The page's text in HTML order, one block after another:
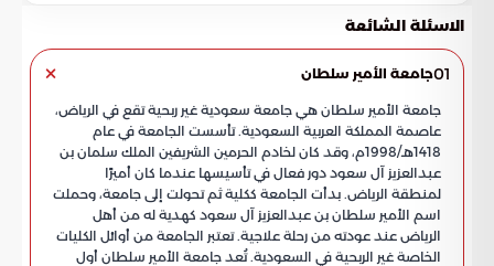
الاسئلة الشائعة
01جامعة الأمير سلطان
جامعة الأمير سلطان هي جامعة سعودية غير ربحية تقع في الرياض،
عاصمة المملكة العربية السعودية. تأسست الجامعة في عام
1418هـ/1998م، وقد كان لخادم الحرمين الشريفين الملك سلمان بن
عبدالعزيز آل سعود دور فعال في تأسيسها عندما كان أميرًا
لمنطقة الرياض. بدأت الجامعة ككلية ثم تحولت إلى جامعة، وحملت
اسم الأمير سلطان بن عبدالعزيز آل سعود كهدية له من أهل
الرياض عند عودته من رحلة علاجية. تعتبر الجامعة من أوائل الكليات
الخاصة غير الربحية في السعودية. تُعد جامعة الأمير سلطان أول